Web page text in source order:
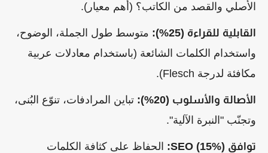
الأصلي والقصد من الكاتب؟ (أهم معيار).
القابلية للقراءة (25%):
متوسط طول الجملة، الوضوح،
واستخدام الكلمات الشائعة (باستخدام معادلات عربية
مكافئة لدرجة Flesch).
الأصالة والأسلوب (20%):
تباين المرادفات، تنوّع البُنى،
وتجنّب "النبرة الآلية".
توافق SEO (15%):
الحفاظ على كثافة الكلمات